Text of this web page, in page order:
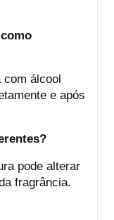
com álcool
e após
pode alterar
fragrância.